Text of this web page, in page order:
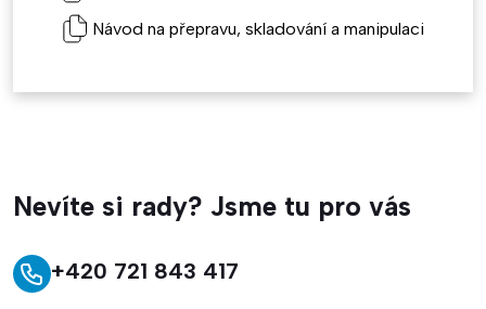
Návod na přepravu, skladování a manipulaci
Nevíte si rady? Jsme tu pro vás
+420 721 843 417